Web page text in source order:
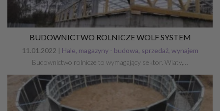
BUDOWNICTWO ROLNICZE WOLF SYSTEM
11.01.2022 | Hale, magazyny - budowa, sprzedaż, wynajem
Budownictwo rolnicze to wymagający sektor. Wiaty,…